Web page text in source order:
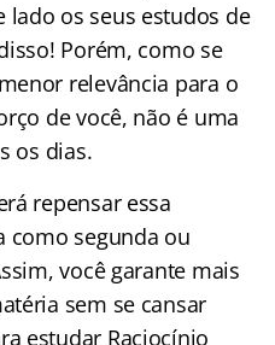
os seus estudos de
Porém, como se
relevância para o
de você, não é uma
os dias.
repensar essa
como segunda ou
você garante mais
sem se cansar
estudar Raciocínio